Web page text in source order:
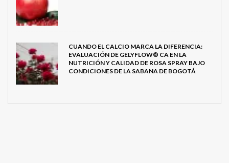
CUANDO EL CALCIO MARCA LA DIFERENCIA:
EVALUACIÓN DE GELYFLOW® CA EN LA
NUTRICIÓN Y CALIDAD DE ROSA SPRAY BAJO
CONDICIONES DE LA SABANA DE BOGOTÁ